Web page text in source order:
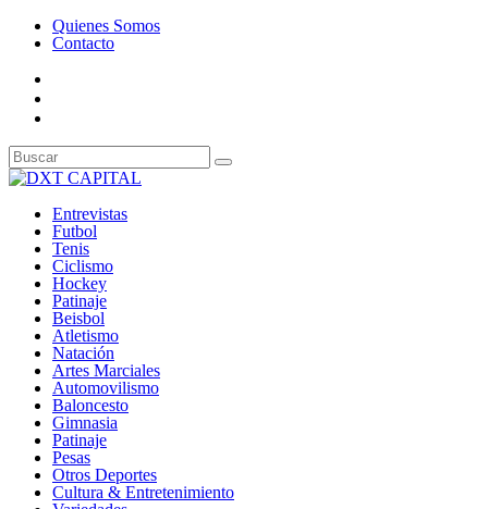
Quienes Somos
Contacto
Entrevistas
Futbol
Tenis
Ciclismo
Hockey
Patinaje
Beisbol
Atletismo
Natación
Artes Marciales
Automovilismo
Baloncesto
Gimnasia
Patinaje
Pesas
Otros Deportes
Cultura & Entretenimiento